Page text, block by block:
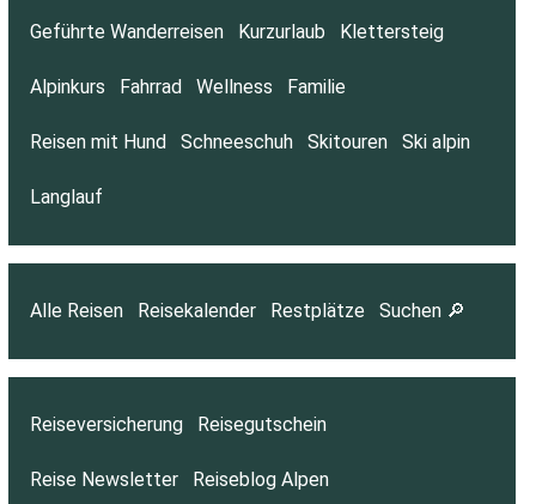
Geführte Wanderreisen Kurzurlaub Klettersteig
Alpinkurs Fahrrad Wellness Familie
Reisen mit Hund Schneeschuh Skitouren Ski alpin
Langlauf
Alle Reisen Reisekalender Restplätze Suchen 🔎
Reiseversicherung Reisegutschein
Reise Newsletter Reiseblog Alpen